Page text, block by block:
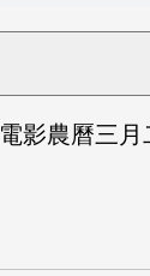
電影農曆三